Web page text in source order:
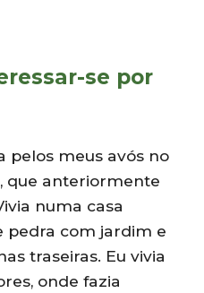
se por
pelos meus avós no
que anteriormente
numa casa
pedra com jardim e
traseiras. Eu vivia
onde fazia